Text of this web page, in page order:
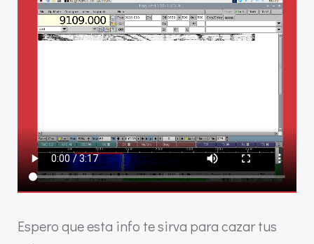
Espero que esta info te sirva para cazar tus